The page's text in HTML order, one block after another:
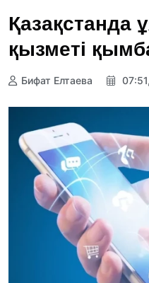
Қазақстанда
қызметі
Бифат Елтаева